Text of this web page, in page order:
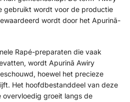
gebruikt wordt voor de productie
wordt door het Apurinã-
Rapé-preparaten die vaak
wordt Apurinã Awiry
hoewel het precieze
Het hoofdbestanddeel van deze
overvloedig groeit langs de